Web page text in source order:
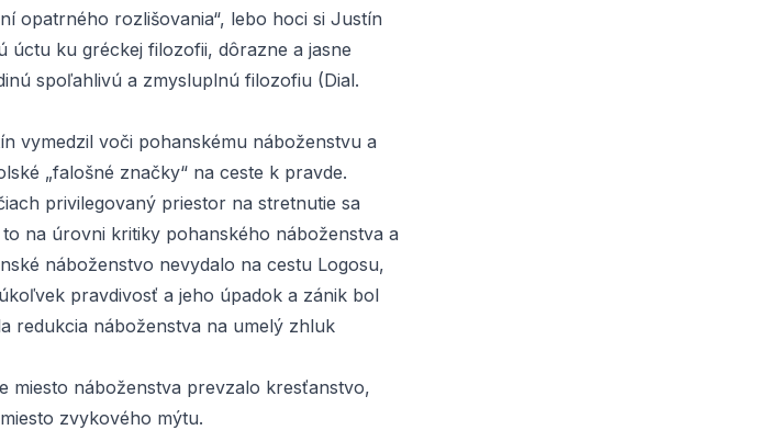
opatrného rozlišovania“, lebo hoci si Justín
úctu ku gréckej filozofii, dôrazne a jasne
spoľahlivú a zmysluplnú filozofiu (Dial.
vymedzil voči pohanskému náboženstvu a
„falošné značky“ na ceste k pravde.
privilegovaný priestor na stretnutie sa
na úrovni kritiky pohanského náboženstva a
náboženstvo nevydalo na cestu Logosu,
pravdivosť a jeho úpadok a zánik bol
redukcia náboženstva na umelý zhluk
miesto náboženstva prevzalo kresťanstvo,
zvykového mýtu.